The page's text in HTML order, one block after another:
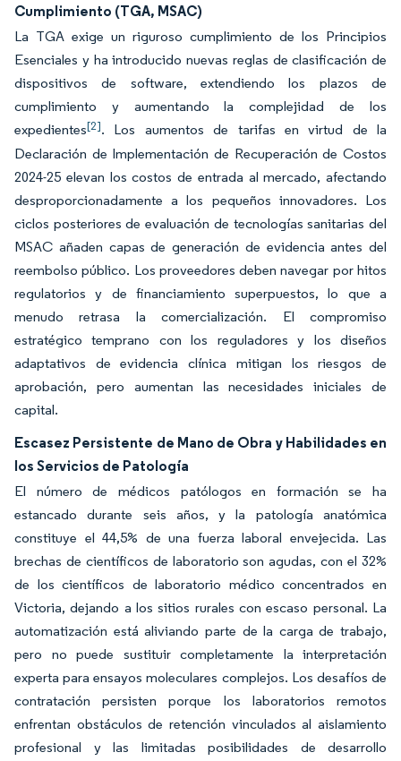
Cumplimiento (TGA, MSAC)
La TGA exige un riguroso cumplimiento de los Principios
Esenciales y ha introducido nuevas reglas de clasificación de
dispositivos de software, extendiendo los plazos de
cumplimiento y aumentando la complejidad de los
expedientes[2]. Los aumentos de tarifas en virtud de la
Declaración de Implementación de Recuperación de Costos
2024-25 elevan los costos de entrada al mercado, afectando
desproporcionadamente a los pequeños innovadores. Los
ciclos posteriores de evaluación de tecnologías sanitarias del
MSAC añaden capas de generación de evidencia antes del
reembolso público. Los proveedores deben navegar por hitos
regulatorios y de financiamiento superpuestos, lo que a
menudo retrasa la comercialización. El compromiso
estratégico temprano con los reguladores y los diseños
adaptativos de evidencia clínica mitigan los riesgos de
aprobación, pero aumentan las necesidades iniciales de
capital.
Escasez Persistente de Mano de Obra y Habilidades en
los Servicios de Patología
El número de médicos patólogos en formación se ha
estancado durante seis años, y la patología anatómica
constituye el 44,5% de una fuerza laboral envejecida. Las
brechas de científicos de laboratorio son agudas, con el 32%
de los científicos de laboratorio médico concentrados en
Victoria, dejando a los sitios rurales con escaso personal. La
automatización está aliviando parte de la carga de trabajo,
pero no puede sustituir completamente la interpretación
experta para ensayos moleculares complejos. Los desafíos de
contratación persisten porque los laboratorios remotos
enfrentan obstáculos de retención vinculados al aislamiento
profesional y las limitadas posibilidades de desarrollo